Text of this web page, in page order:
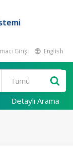
Girişi English
Detaylı Arama